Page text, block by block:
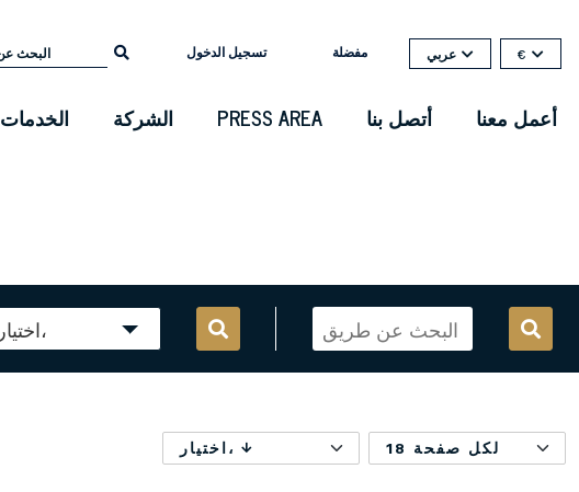
تسجيل الدخول مفضلة عربي €
الخدمات الشركة PRESS AREA أتصل بنا أعمل معنا
اختيار،
اختيار، 18 لكل صفحة